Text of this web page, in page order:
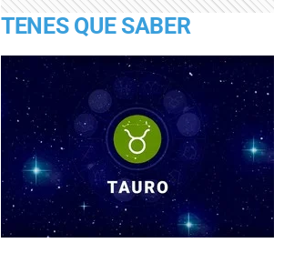
TENES QUE SABER